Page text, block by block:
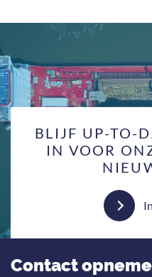
BLIJF UP-TO-
IN VOOR
Contact